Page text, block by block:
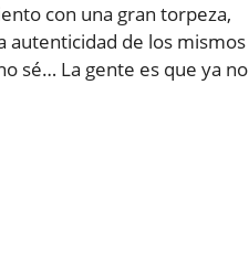
con una gran torpeza,
autenticidad de los mismos
sé… La gente es que ya no